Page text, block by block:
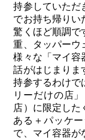
持参していただ
でお持ち帰りい
驚くほど順調で
重、タッパーウ
様々な「マイ容
話がはじまりま
持参するわけで
リーだけの店
店）に限定した
ある＋パッケ
で、マイ容器が